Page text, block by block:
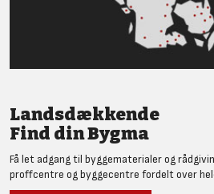
Landsdækkende
Find din Bygma
Få let adgang til byggematerialer og
proffcentre og byggecentre fordelt over